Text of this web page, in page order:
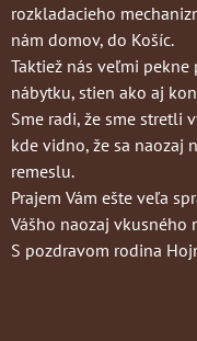
rozkladacieho
nám domov, do Košíc.
Taktiež nás veľmi
nábytku, stien ako aj
Sme radi, že sme stretli
kde vidno, že sa naozaj
remeslu.
Prajem Vám ešte veľa
Vášho naozaj vkusného
S pozdravom rodina